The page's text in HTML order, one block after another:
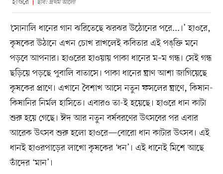
ছবি: প্রথম আলো
‘সোনালি ধানের গান ঝরিতেছে ঝরঝর উঠোনের পরে...।’ হাওরে,
কৃষকের উঠানে এখন চোখ রাখলেই কবিতার এই পঙ্‌ক্তি মনে
পড়বে আপনার। হাওরের হাওয়ায় পাকা ধানের ম–ম গন্ধ। সেই গন্ধ
ছড়িয়ে পড়ছে পুবালি বাতাসে। পাকা ধানের ঘ্রাণ আশা জাগিয়েছে
কৃষকের প্রাণে। এখানে বৈশাখ আসে নতুন ফসলের ঘ্রাণে, কিষান-
কিষানির নির্মল হাসিতে। এবারও তা-ই হয়েছে। হাওরে ধান কাটা
শুরু হয়ে গেছে। ঈদ আর নতুন বর্ষবরণের উৎসবের পর এবার
আরেক উৎসব শুরু হলো হাওরে—বোরো ধান কাটার উৎসব। এই
ধানই হাওরপাড়ের লাখো কৃষকের ‘ধন’। এই ধানেই মিশে আছে
তাঁদের ‘মান’।